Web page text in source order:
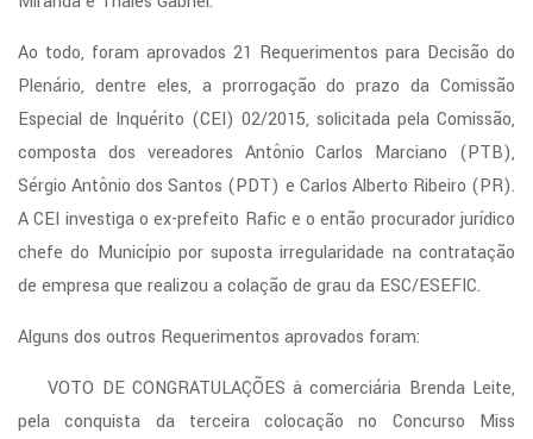
Ao todo, foram aprovados 21 Requerimentos para Decisão do
Plenário, dentre eles, a prorrogação do prazo da Comissão
Especial de Inquérito (CEI) 02/2015, solicitada pela Comissão,
composta dos vereadores Antônio Carlos Marciano (PTB),
Sérgio Antônio dos Santos (PDT) e Carlos Alberto Ribeiro (PR).
A CEI investiga o ex-prefeito Rafic e o então procurador jurídico
chefe do Município por suposta irregularidade na contratação
de empresa que realizou a colação de grau da ESC/ESEFIC.
Alguns dos outros Requerimentos aprovados foram:
VOTO DE CONGRATULAÇÕES à comerciária Brenda Leite,
pela conquista da terceira colocação no Concurso Miss